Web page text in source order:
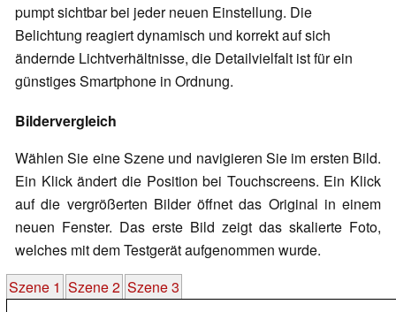
pumpt sichtbar bei jeder neuen Einstellung. Die
Belichtung reagiert dynamisch und korrekt auf sich
ändernde Lichtverhältnisse, die Detailvielfalt ist für ein
günstiges Smartphone in Ordnung.
Bildervergleich
Wählen Sie eine Szene und navigieren Sie im ersten Bild.
Ein Klick ändert die Position bei Touchscreens. Ein Klick
auf die vergrößerten Bilder öffnet das Original in einem
neuen Fenster. Das erste Bild zeigt das skalierte Foto,
welches mit dem Testgerät aufgenommen wurde.
Szene 1 Szene 2 Szene 3